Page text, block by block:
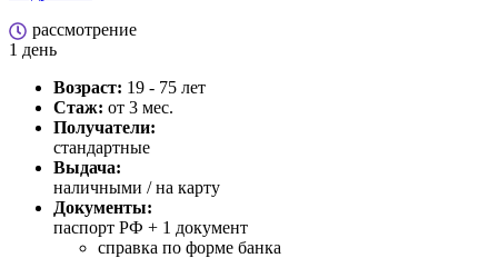
рассмотрение
1 день
Возраст: 19 - 75 лет
Стаж: от 3 мес.
Получатели:
стандартные
Выдача:
наличными / на карту
Документы:
паспорт РФ + 1 документ
справка по форме банка